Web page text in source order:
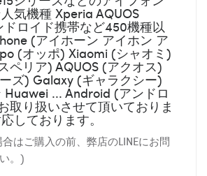
気機種 Xperia AQUOS
ロイド携帯など450機種以
(アイホーン アイホン ア
(オッポ) Xiaomi (シャオミ)
ペリア) AQUOS (アクオス)
ズ) Galaxy (ギャラクシー)
Huawei ... Android (アンドロ
取り扱いさせて頂いておりま
しております。
はご購入の前、弊店のLINEにお問
。)